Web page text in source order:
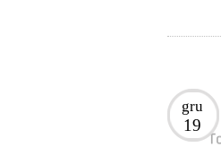
gru
19